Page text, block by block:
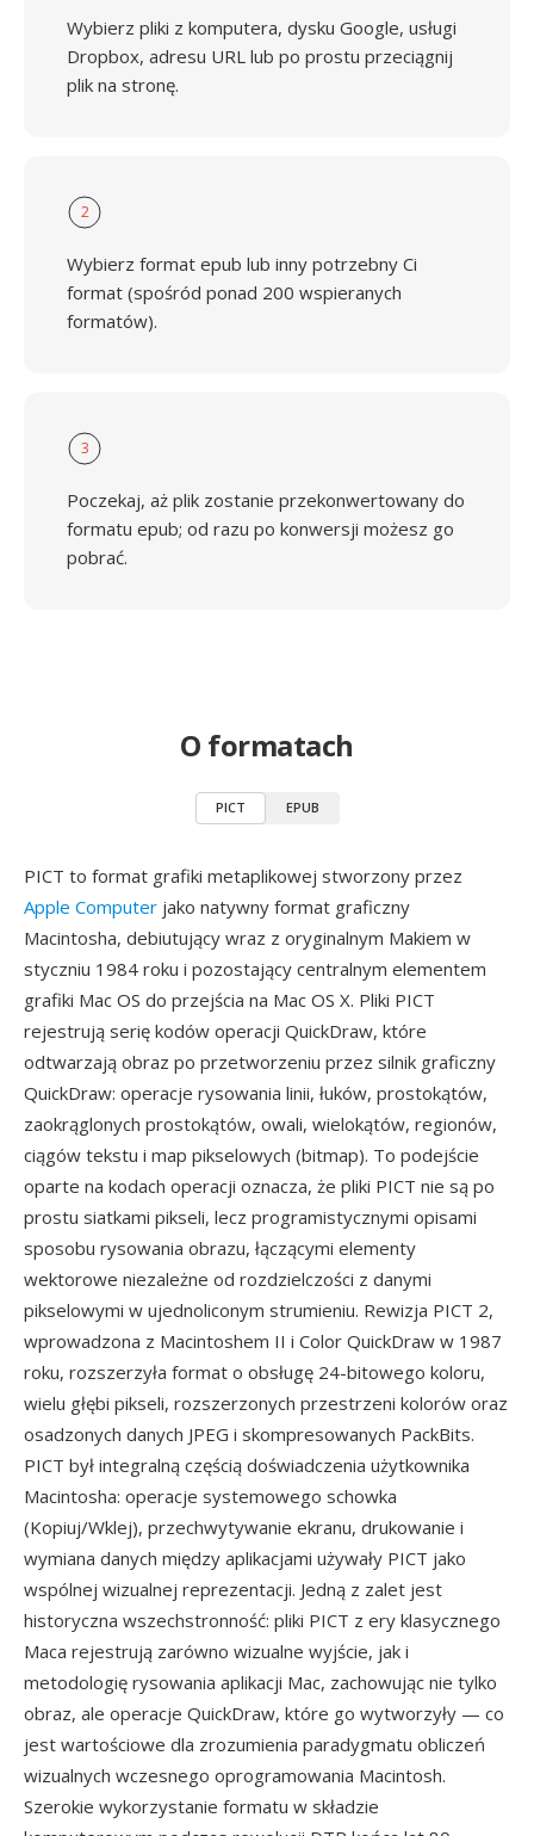
Wybierz pliki z komputera, dysku Google, usługi
Dropbox, adresu URL lub po prostu przeciągnij
plik na stronę.
2
Wybierz format epub lub inny potrzebny Ci
format (spośród ponad 200 wspieranych
formatów).
3
Poczekaj, aż plik zostanie przekonwertowany do
formatu epub; od razu po konwersji możesz go
pobrać.
O formatach
PICT EPUB
PICT to format grafiki metaplikowej stworzony przez
Apple Computer jako natywny format graficzny
Macintosha, debiutujący wraz z oryginalnym Makiem w
styczniu 1984 roku i pozostający centralnym elementem
grafiki Mac OS do przejścia na Mac OS X. Pliki PICT
rejestrują serię kodów operacji QuickDraw, które
odtwarzają obraz po przetworzeniu przez silnik graficzny
QuickDraw: operacje rysowania linii, łuków, prostokątów,
zaokrąglonych prostokątów, owali, wielokątów, regionów,
ciągów tekstu i map pikselowych (bitmap). To podejście
oparte na kodach operacji oznacza, że pliki PICT nie są po
prostu siatkami pikseli, lecz programistycznymi opisami
sposobu rysowania obrazu, łączącymi elementy
wektorowe niezależne od rozdzielczości z danymi
pikselowymi w ujednoliconym strumieniu. Rewizja PICT 2,
wprowadzona z Macintoshem II i Color QuickDraw w 1987
roku, rozszerzyła format o obsługę 24-bitowego koloru,
wielu głębi pikseli, rozszerzonych przestrzeni kolorów oraz
osadzonych danych JPEG i skompresowanych PackBits.
PICT był integralną częścią doświadczenia użytkownika
Macintosha: operacje systemowego schowka
(Kopiuj/Wklej), przechwytywanie ekranu, drukowanie i
wymiana danych między aplikacjami używały PICT jako
wspólnej wizualnej reprezentacji. Jedną z zalet jest
historyczna wszechstronność: pliki PICT z ery klasycznego
Maca rejestrują zarówno wizualne wyjście, jak i
metodologię rysowania aplikacji Mac, zachowując nie tylko
obraz, ale operacje QuickDraw, które go wytworzyły — co
jest wartościowe dla zrozumienia paradygmatu obliczeń
wizualnych wczesnego oprogramowania Macintosh.
Szerokie wykorzystanie formatu w składzie